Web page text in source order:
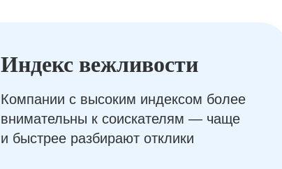
Индекс вежливости
Компании с высоким индексом более
внимательны к соискателям — чаще
и быстрее разбирают отклики